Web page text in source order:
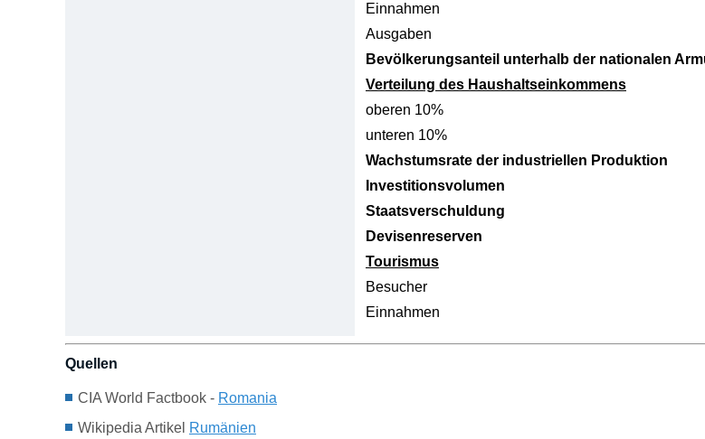
Einnahmen
Ausgaben
Bevölkerungsanteil unterhalb der nationalen
Verteilung des Haushaltseinkommens
oberen 10%
unteren 10%
Wachstumsrate der industriellen Produktion
Investitionsvolumen
Staatsverschuldung
Devisenreserven
Tourismus
Besucher
Einnahmen
Quellen
CIA World Factbook - Romania
Wikipedia Artikel Rumänien